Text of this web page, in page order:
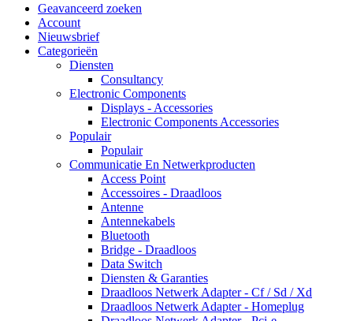
Geavanceerd zoeken
Account
Nieuwsbrief
Categorieën
Diensten
Consultancy
Electronic Components
Displays - Accessories
Electronic Components Accessories
Populair
Populair
Communicatie En Netwerkproducten
Access Point
Accessoires - Draadloos
Antenne
Antennekabels
Bluetooth
Bridge - Draadloos
Data Switch
Diensten & Garanties
Draadloos Netwerk Adapter - Cf / Sd / Xd
Draadloos Netwerk Adapter - Homeplug